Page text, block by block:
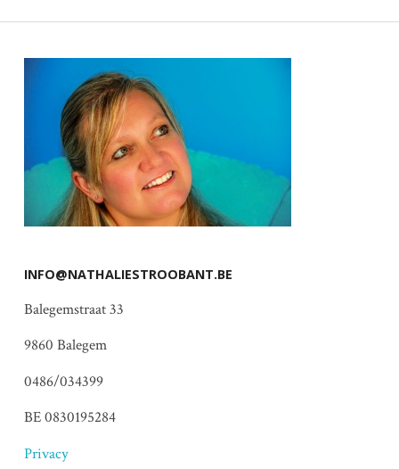
INFO@NATHALIESTROOBANT.BE
Balegemstraat 33
9860 Balegem
0486/034399
BE 0830195284
Privacy